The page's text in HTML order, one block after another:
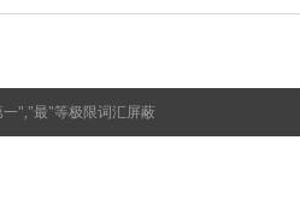
","最"等极限词汇屏蔽